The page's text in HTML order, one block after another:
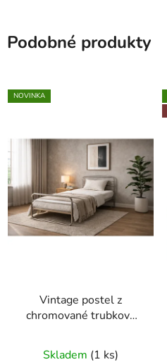
Podobné produkty
NOVINKA
Vintage postel z
chromované trubkové
Skladem (1 ks)